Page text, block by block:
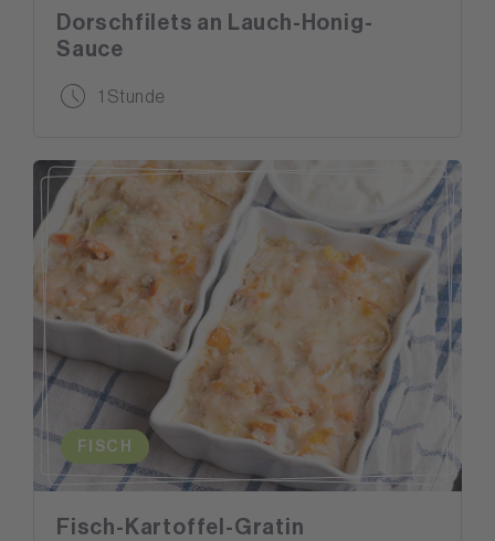
Dorschfilets an Lauch-Honig-
Sauce
1 Stunde
FISCH
Fisch-Kartoffel-Gratin